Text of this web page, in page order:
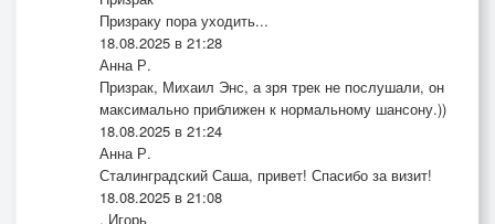
Призраку пора уходить...
18.08.2025 в 21:28
Анна Р.
Призрак, Михаил Энс, а зря трек не послушали, он
максимально приближен к нормальному шансону.))
18.08.2025 в 21:24
Анна Р.
Сталинградский Саша, привет! Спасибо за визит!
18.08.2025 в 21:08
. Игорь